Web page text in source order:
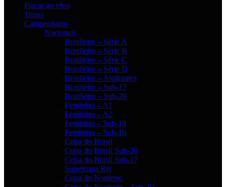
Placar ao vivo
Times
Campeonatos
Nacionais
Brasileiro – Série A
Brasileiro – Série B
Brasileiro – Série C
Brasileiro – Série D
Brasileiro – Aspirantes
Brasileiro – Sub-17
Brasileiro – Sub-20
Feminino – A1
Feminino – A2
Feminino – Sub-18
Feminino – Sub-16
Copa do Brasil
Copa do Brasil Sub-20
Copa do Brasil Sub-17
Supercopa Rei
Copa do Nordeste